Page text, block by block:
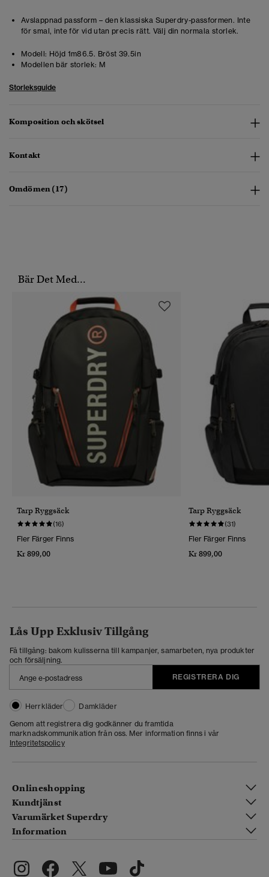
Avslappnad passform – den klassiska Superdry-passformen. Inte
för smal, inte för vid utan precis rätt. Välj din normala storlek.
Modell: Höjd 1m86.5. Bröst 39.5in
Modellen bär storlek: M
Storleksguide
Komposition och skötsel
Kontakt
Omdömen (17)
Bär Det Med...
Tarp Ryggsäck
(16)
Fler Färger Finns
Kr 899,00
Tarp Ryggsäck
(31)
Fler Färger Finns
Kr 899,00
Lås Upp Exklusiv Tillgång
Få tillgång: bakom kulisserna till kampanjer, samarbeten, nya produkter
och försäljning.
REGISTRERA DIG
Herrkläder
Damkläder
Genom att registrera dig godkänner du framtida
marknadskommunikation från oss. Mer information finns i vår
Integritetspolicy
Onlineshopping
Kundtjänst
Varumärket Superdry
Information